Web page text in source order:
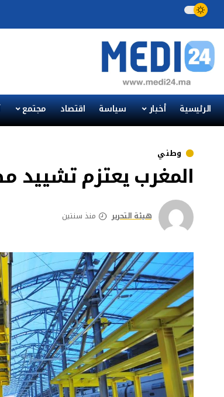
الرئيسية أخبار سياسة اقتصاد مجتمع
وطني
المغرب يعتزم تشييد
هيئة التحرير منذ سنتين